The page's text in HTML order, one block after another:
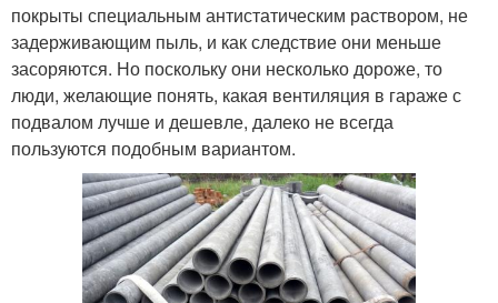
покрыты специальным антистатическим раствором, не
задерживающим пыль, и как следствие они меньше
засоряются. Но поскольку они несколько дороже, то
люди, желающие понять, какая вентиляция в гараже с
подвалом лучше и дешевле, далеко не всегда
пользуются подобным вариантом.